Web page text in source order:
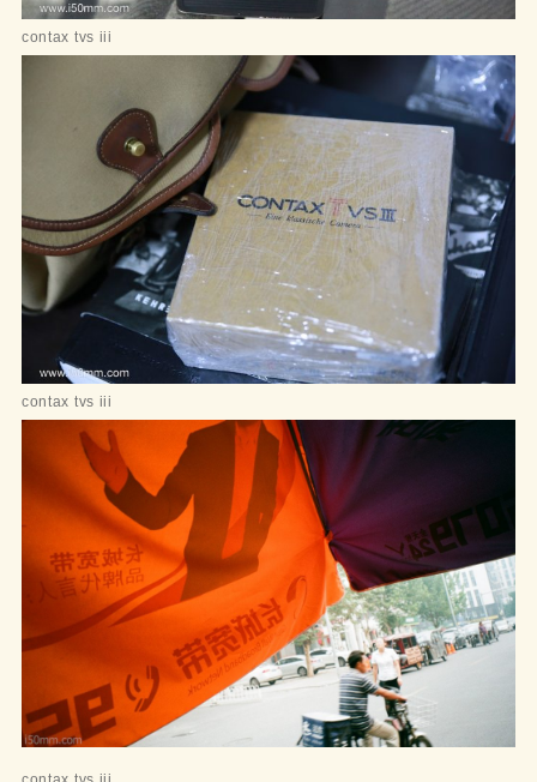
contax tvs iii
contax tvs iii